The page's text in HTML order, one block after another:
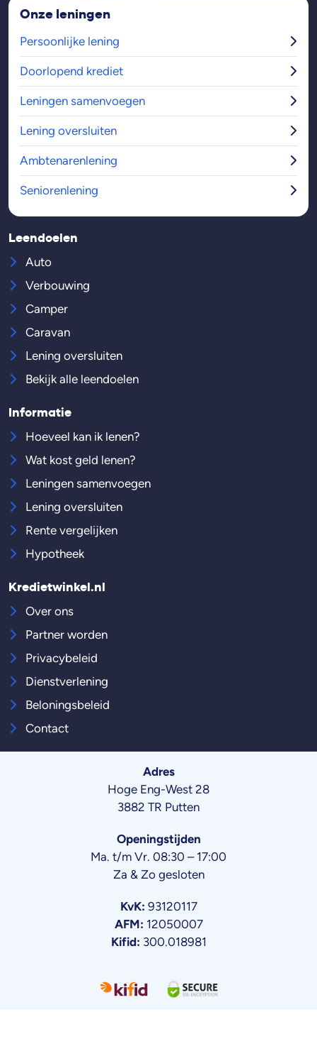
Onze leningen
Persoonlijke lening
Doorlopend krediet
Leningen samenvoegen
Lening oversluiten
Ambtenarenlening
Seniorenlening
Leendoelen
Auto
Verbouwing
Camper
Caravan
Lening oversluiten
Bekijk alle leendoelen
Informatie
Hoeveel kan ik lenen?
Wat kost geld lenen?
Leningen samenvoegen
Lening oversluiten
Rente vergelijken
Hypotheek
Kredietwinkel.nl
Over ons
Partner worden
Privacybeleid
Dienstverlening
Beloningsbeleid
Contact
Adres
Hoge Eng-West 28
3882 TR Putten
Openingstijden
Ma. t/m Vr. 08:30 – 17:00
Za & Zo gesloten
KvK: 93120117
AFM: 12050007
Kifid: 300.018981